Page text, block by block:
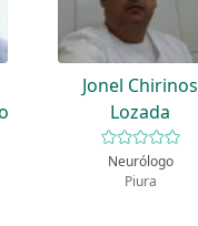
Jonel Chirinos
Lozada
Neurólogo
Piura